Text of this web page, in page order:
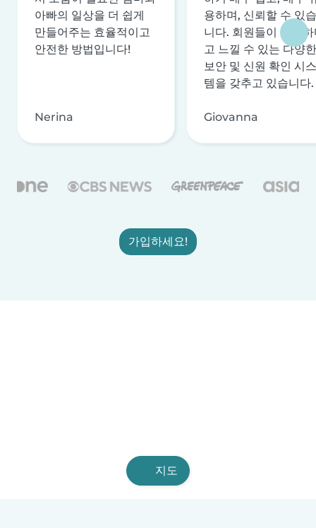
아빠의 일상을 더 쉽게
만들어주는 효율적이고
안전한 방법입니다!
Nerina
용하며, 신뢰할 수 있습
니다. 회원들이 안전
고 느낄 수 있는 다양한
보안 및 신원 확인 시스
템을 갖추고 있습니다.
Giovanna
가입하세요!
지도